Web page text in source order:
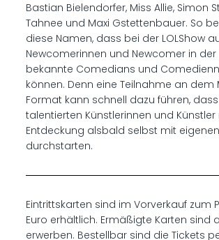
Bastian Bielendorfer, Miss Allie, Simon
Tahnee und Maxi Gstettenbauer. So
diese Namen, dass bei der LOLShow
Newcomerinnen und Newcomer in der
bekannte Comedians und
können. Denn eine Teilnahme an dem
Format kann schnell dazu führen,
talentierten Künstlerinnen und
Entdeckung alsbald selbst mit
durchstarten.
Eintrittskarten sind im Vorverkauf zum
Euro erhältlich. Ermäßigte Karten sind
erwerben. Bestellbar sind die Tickets